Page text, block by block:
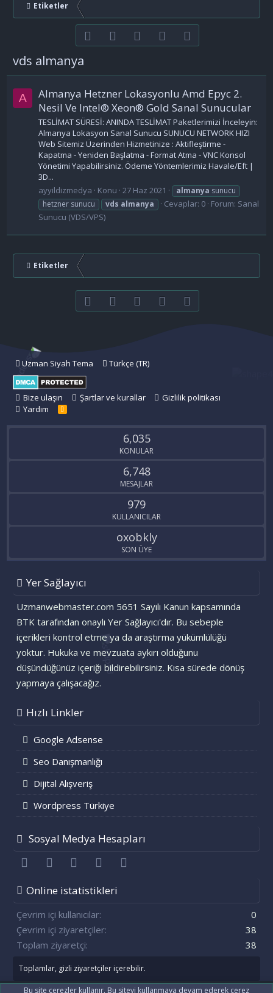
Etiketler
FacebookTwitter youtubeBize ulaşın
vds almanya
A
Almanya Hetzner Lokasyonlu Amd Epyc 2.
Nesil Ve Intel® Xeon® Gold Sanal Sunucular
TESLİMAT SÜRESİ: ANINDA TESLİMAT Paketlerimizi İnceleyin:
Almanya Lokasyon Sanal Sunucu SUNUCU NETWORK HIZI
Web Sitemiz Üzerinden Hizmetinize : Aktifleştirme -
Kapatma - Yeniden Başlatma - Format Atma - VNC Konsol
Yönetimi Yapabilirsiniz. Ödeme Yöntemlerimiz Havale/Eft |
3D...
ayyildizmedya
Konu 27 Haz 2021 almanya sunucu
hetzner sunucu
vds almanya Cevaplar: 0 Forum: Sanal
Sunucu (VDS/VPS)
Etiketler
FacebookTwitter youtubeBize ulaşın
Uzman Siyah Tema Türkçe (TR)
Bize ulaşın Şartlar ve kurallar
Gizlilik politikası
Yardım
R
S
6,035
KONULAR
6,748
MESAJLAR
979
KULLANICILAR
oxobkly
SON ÜYE
Yer Sağlayıcı
Uzmanwebmaster.com 5651 Sayılı Kanun kapsamında
BTK tarafından onaylı Yer Sağlayıcı'dır. Bu sebeple
içerikleri kontrol etme ya da araştırma yükümlülüğü
yoktur. Hukuka ve mevzuata aykırı olduğunu
düşündüğünüz içeriği bildirebilirsiniz. Kısa sürede dönüş
yapmaya çalışacağız.
Hızlı Linkler
Google Adsense
Seo Danışmanlığı
Dijital Alışveriş
Wordpress Türkiye
Sosyal Medya Hesapları
FacebookTwitter youtubeBize ulaşın
Online istatistikleri
Çevrim içi kullanıcılar
0
Çevrim içi ziyaretçiler
38
Toplam ziyaretçi
38
Toplamlar, gizli ziyaretçiler içerebilir.
Bu site çerezler kullanır. Bu siteyi kullanmaya devam ederek çerez